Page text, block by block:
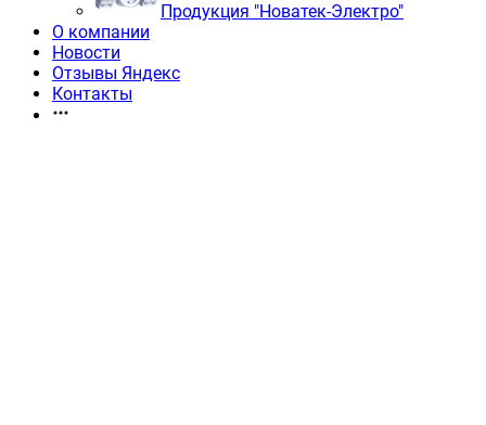
Продукция "Новатек-Электро"
О компании
Новости
Отзывы Яндекс
Контакты